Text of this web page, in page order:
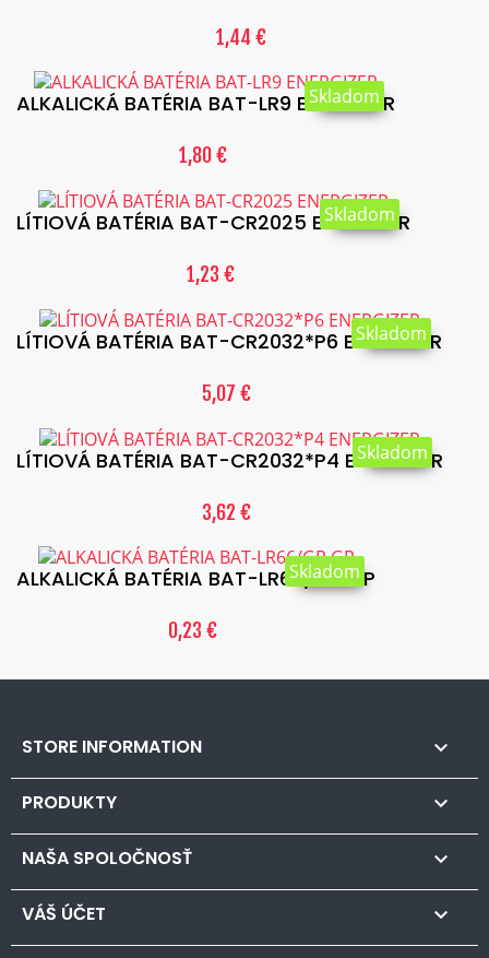
1,44 €
ALKALICKÁ BATÉRIA BAT-LR9 ENERGIZER
1,80 €
Skladom
LÍTIOVÁ BATÉRIA BAT-CR2025 ENERGIZER
1,23 €
Skladom
LÍTIOVÁ BATÉRIA BAT-CR2032*P6 ENERGIZER
5,07 €
Skladom
LÍTIOVÁ BATÉRIA BAT-CR2032*P4 ENERGIZER
3,62 €
Skladom
ALKALICKÁ BATÉRIA BAT-LR66/GP GP
0,23 €
Skladom
STORE INFORMATION 
PRODUKTY 
NAŠA SPOLOČNOSŤ 
VÁŠ ÚČET 